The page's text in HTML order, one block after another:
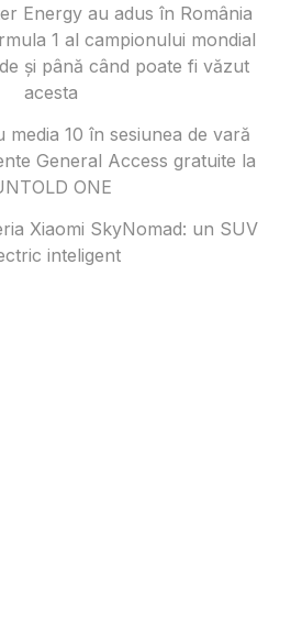
Energy au adus în România
1 al campionului mondial
și până când poate fi văzut
acesta
media 10 în sesiunea de vară
General Access gratuite la
ONE
Xiaomi SkyNomad: un SUV
inteligent